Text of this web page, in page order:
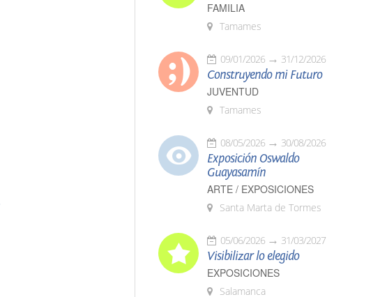
FAMILIA
Tamames
09/01/2026 31/12/2026
Construyendo mi Futuro
JUVENTUD
Tamames
08/05/2026 30/08/2026
Exposición Oswaldo
Guayasamín
ARTE / EXPOSICIONES
Santa Marta de Tormes
05/06/2026 31/03/2027
Visibilizar lo elegido
EXPOSICIONES
Salamanca